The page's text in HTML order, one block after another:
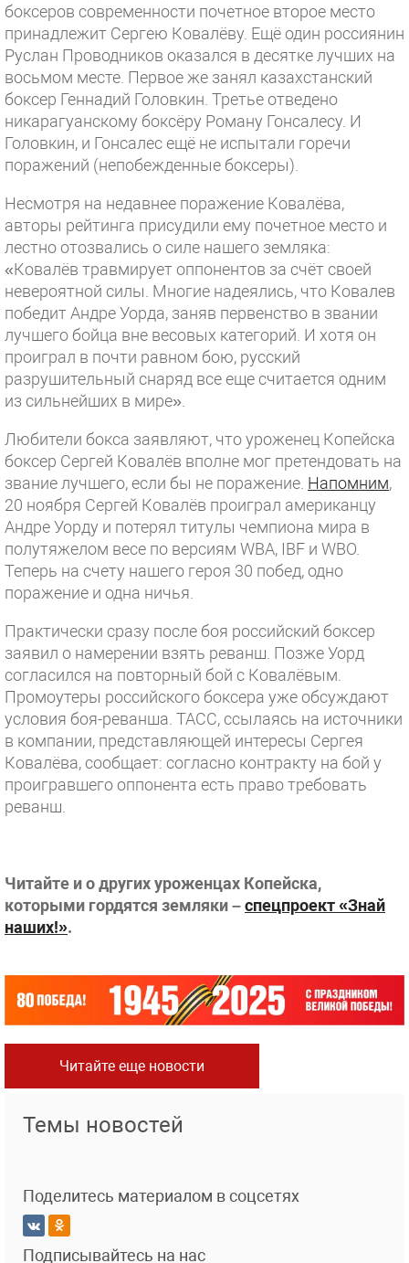
боксеров современности почетное второе место
принадлежит Сергею Ковалёву. Ещё один россиянин
Руслан Проводников оказался в десятке лучших на
восьмом месте. Первое же занял казахстанский
боксер Геннадий Головкин. Третье отведено
никарагуанскому боксёру Роману Гонсалесу. И
Головкин, и Гонсалес ещё не испытали горечи
поражений (непобежденные боксеры).
Несмотря на недавнее поражение Ковалёва,
авторы рейтинга присудили ему почетное место и
лестно отозвались о силе нашего земляка:
«Ковалёв травмирует оппонентов за счёт своей
невероятной силы. Многие надеялись, что Ковалев
победит Андре Уорда, заняв первенство в звании
лучшего бойца вне весовых категорий. И хотя он
проиграл в почти равном бою, русский
разрушительный снаряд все еще считается одним
из сильнейших в мире».
Любители бокса заявляют, что уроженец Копейска
боксер Сергей Ковалёв вполне мог претендовать на
звание лучшего, если бы не поражение. Напомним,
20 ноября Сергей Ковалёв проиграл американцу
Андре Уорду и потерял титулы чемпиона мира в
полутяжелом весе по версиям WBA, IBF и WBO.
Теперь на счету нашего героя 30 побед, одно
поражение и одна ничья.
Практически сразу после боя российский боксер
заявил о намерении взять реванш. Позже Уорд
согласился на повторный бой с Ковалёвым.
Промоутеры российского боксера уже обсуждают
условия боя-реванша. ТАСС, ссылаясь на источники
в компании, представляющей интересы Сергея
Ковалёва, сообщает: согласно контракту на бой у
проигравшего оппонента есть право требовать
реванш.
Читайте и о других уроженцах Копейска,
которыми гордятся земляки –спецпроект «Знай
наших!».
Читайте еще новости
Темы новостей
Поделитесь материалом в соцсетях
Подписывайтесь на нас